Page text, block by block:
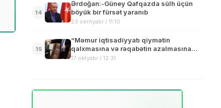
14
Ərdoğan:-Güney Qafqazda sülh üçün
böyük bir fürsət yaranıb
23 sentyabr / 11:10
15
“Məmur iqtisadiyyatı qiymətin
qalxmasına və rəqabətin azalmasına
səbəb olur” – Ekspert
17 oktyabr / 12:31